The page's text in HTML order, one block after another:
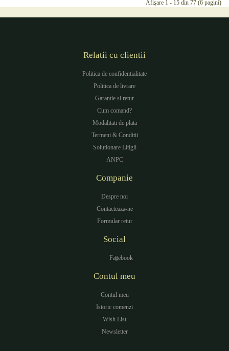
Afişare 1 - 15 din 77 (6 pagini)
Relatii cu clientii
Politica de confidentialitate
Politica de livrare
Garantie si retur
Cum comand?
Modalitati de plata
Termeni & Conditii
Solutionare Litigii
ANPC
Companie
Despre noi
Contacteaza-ne
Formular retur
Social
Facebook
Contul meu
Contul meu
Istoric comenzi
Wish List
Newsletter